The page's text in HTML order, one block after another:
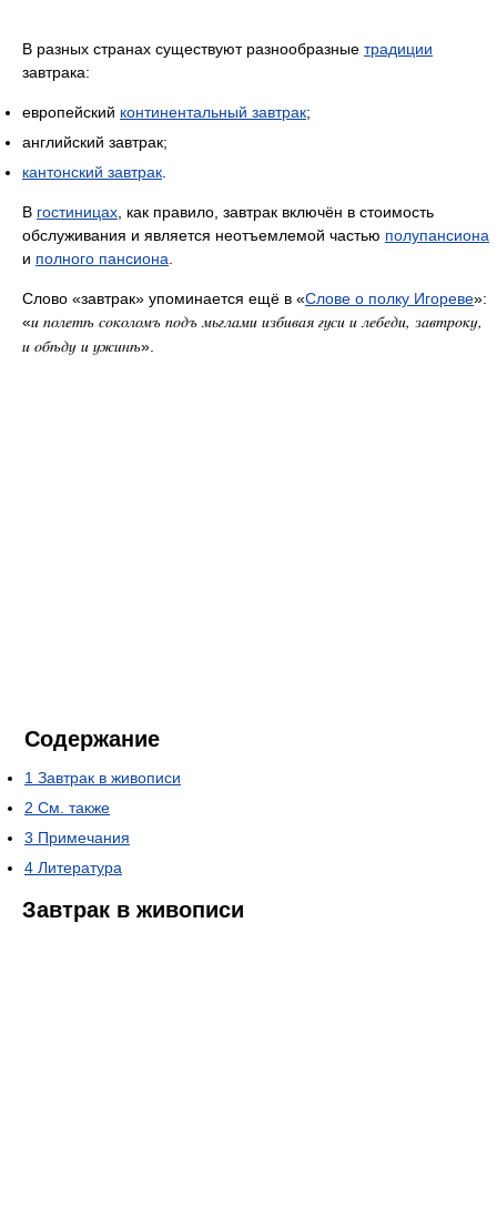
В разных странах существуют разнообразные традиции
завтрака:
европейский континентальный завтрак;
английский завтрак;
кантонский завтрак.
В гостиницах, как правило, завтрак включён в стоимость
обслуживания и является неотъемлемой частью полупансиона
и полного пансиона.
Слово «завтрак» упоминается ещё в «Слове о полку Игореве»:
«и полетѣ соколомъ подъ мьглами избивая гуси и лебеди, завтроку,
и обѣду и ужинѣ».
Содержание
1 Завтрак в живописи
2 См. также
3 Примечания
4 Литература
Завтрак в живописи